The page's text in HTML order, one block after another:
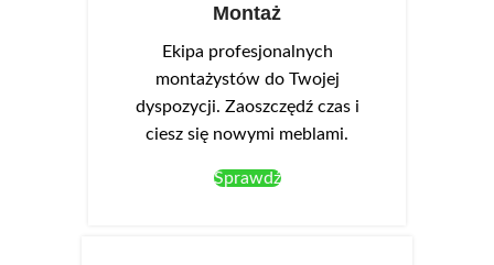
Montaż
Ekipa profesjonalnych
montażystów do Twojej
dyspozycji. Zaoszczędź czas i
ciesz się nowymi meblami.
Sprawdź